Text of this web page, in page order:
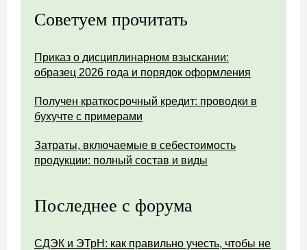
Советуем прочитать
Приказ о дисциплинарном взыскании:
образец 2026 года и порядок оформления
Получен краткосрочный кредит: проводки в
бухучте с примерами
Затраты, включаемые в себестоимость
продукции: полный состав и виды
Последнее с форума
СДЭК и ЭТрН: как правильно учесть, чтобы не